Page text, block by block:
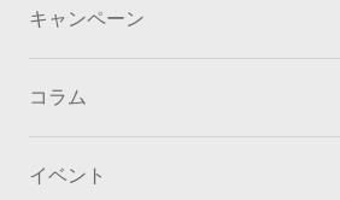
キャンペーン
コラム
イベント